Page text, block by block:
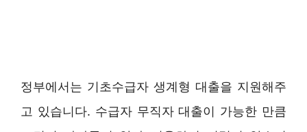
정부에서는 기초수급자 생계형 대출을 지원해주
고 있습니다. 수급자 무직자 대출이 가능한 만큼